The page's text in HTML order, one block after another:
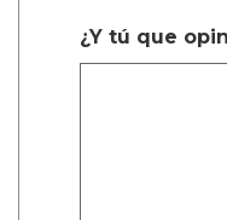
¿Y tú que